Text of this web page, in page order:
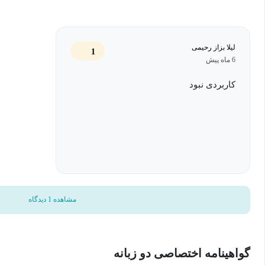
گرفت که چگونه یک برنامه عملیاتی مبتنی بر داده برای بهبود
اندازه‌گیری تجربه متقاضی، قیف استخدام و برند کارفرمایی:
برای ارزیابی تجربه متقاضی، کارایی قیف استخدام و اثربخشی
لیلا بزاز رحیمی
6 ماه پیش
1
کاربردی نبود
مشاهده 1 دیدگاه
گواهینامه اختصاصی دو زبانه